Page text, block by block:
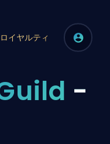
ロイヤルティ
-